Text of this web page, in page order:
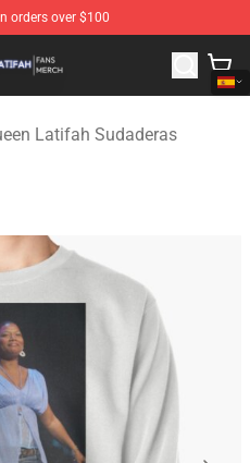
orders over $100
Queen Latifah
Latifah Sudaderas